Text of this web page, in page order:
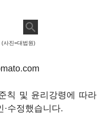
사진=대법원)
칙 및 윤리강령에 따라
·수정했습니다.